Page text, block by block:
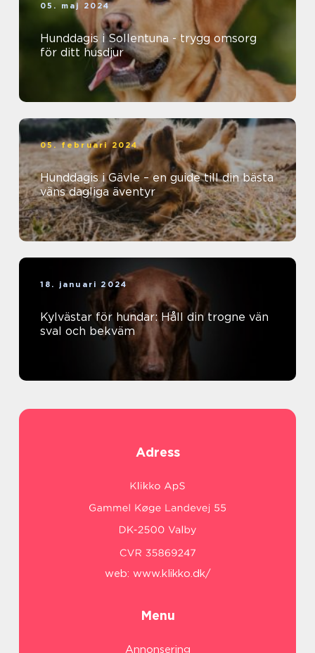
05. maj 2024
Hunddagis i Sollentuna - trygg omsorg
för ditt husdjur
05. februari 2024
Hunddagis i Gävle – en guide till din bästa
väns dagliga äventyr
18. januari 2024
Kylvästar för hundar: Håll din trogne vän
sval och bekväm
Adress
web: www.klikko.dk/
Menu
Annonsering